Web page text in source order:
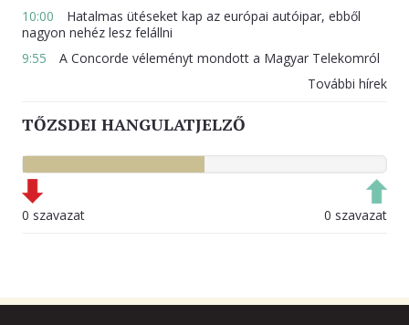
10:00
Hatalmas ütéseket kap az európai autóipar, ebből
nagyon nehéz lesz felállni
9:55
A Concorde véleményt mondott a Magyar Telekomról
További hírek
TŐZSDEI HANGULATJELZŐ
0 szavazat 0 szavazat